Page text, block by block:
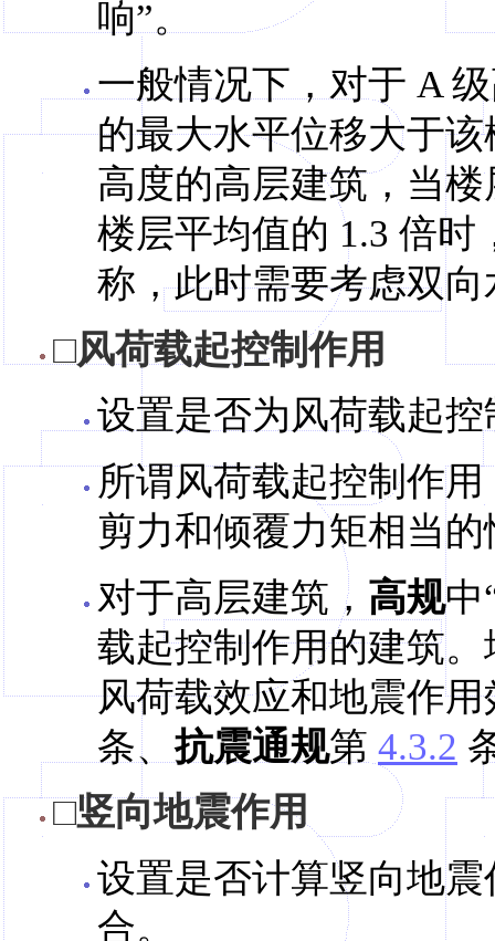
响”。
一般情况下，对于 A
的最大水平位移大于
高度的高层建筑，当
楼层平均值的 1.3 倍
称，此时需要考虑双
□风荷载起控制作用
设置是否为风荷载起
所谓风荷载起控制作
剪力和倾覆力矩相当的
对于高层建筑， 高规中
载起控制作用的建筑
风荷载效应和地震作
条、抗震通规第 4.3.2
□竖向地震作用
设置是否计算竖向地
合。